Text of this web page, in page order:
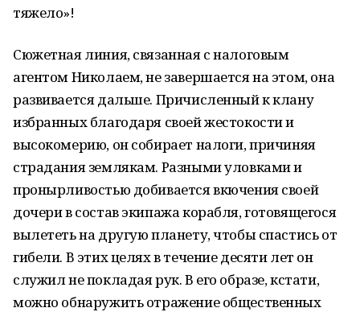
тяжело»!
Сюжетная линия, связанная с налоговым
агентом Николаем, не завершается на этом, она
развивается дальше. Причисленный к клану
избранных благодаря своей жестокости и
высокомерию, он собирает налоги, причиняя
страдания землякам. Разными уловками и
пронырливостью добивается вкючения своей
дочери в состав экипажа корабля, готовящегося
вылететь на другую планету, чтобы спастись от
гибели. В этих целях в течение десяти лет он
служил не покладая рук. В его образе, кстати,
можно обнаружить отражение общественных